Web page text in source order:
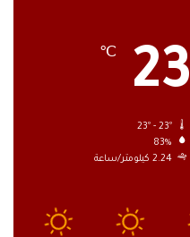
23
℃
83%
2.24 كيلومتر/ساعة